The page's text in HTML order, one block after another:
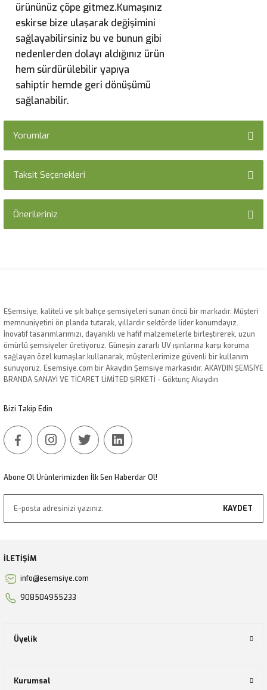
ürününüz çöpe gitmez.Kumaşınız
eskirse bize ulaşarak değişimini
sağlayabilirsiniz bu ve bunun gibi
nedenlerden dolayı aldığınız ürün
hem sürdürülebilir yapıya
sahiptir hemde geri dönüşümü
sağlanabilir.
Yorumlar
Taksit Seçenekleri
Önerileriniz
Ürün resmi kalitesiz, bozuk veya görüntülenemiyor.
Ürün açıklamasında eksik bilgiler bulunuyor.
Ürün bilgilerinde hatalar bulunuyor.
Ürün fiyatı diğer sitelerden daha pahalı.
Bu ürüne benzer farklı alternatifler olmalı.
Gönder
EŞemsiye, kaliteli ve şık bahçe şemsiyeleri sunan öncü bir markadır. Müşteri
memnuniyetini ön planda tutarak, yıllardır sektörde lider konumdayız.
İnovatif tasarımlarımızı, dayanıklı ve hafif malzemelerle birleştirerek, uzun
ömürlü şemsiyeler üretiyoruz. Güneşin zararlı UV ışınlarına karşı koruma
sağlayan özel kumaşlar kullanarak, müşterilerimize güvenli bir kullanım
sunuyoruz. Esemsiye.com bir Akaydın Şemsiye markasıdır. AKAYDIN ŞEMSİYE
BRANDA SANAYİ VE TİCARET LİMİTED ŞİRKETİ - Göktunç Akaydın
Bizi Takip Edin
Abone Ol Ürünlerimizden İlk Sen Haberdar Ol!
KAYDET
İLETİŞİM
info@esemsiye.com
908504955233
Üyelik
Kurumsal